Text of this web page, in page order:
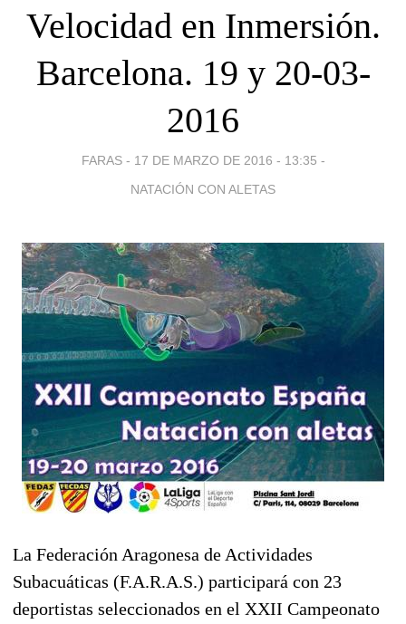
Velocidad en Inmersión.
Barcelona. 19 y 20-03-
2016
FARAS - 17 DE MARZO DE 2016 - 13:35 -
NATACIÓN CON ALETAS
La Federación Aragonesa de Actividades
Subacuáticas (F.A.R.A.S.) participará con 23
deportistas seleccionados en el XXII Campeonato